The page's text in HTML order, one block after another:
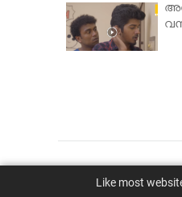
Like most